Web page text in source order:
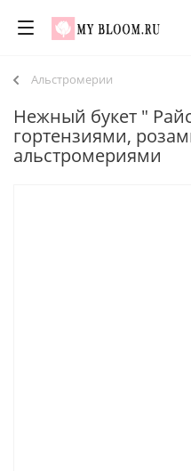
Альстромерии
Нежный букет "
гортензиями,
альстромериями